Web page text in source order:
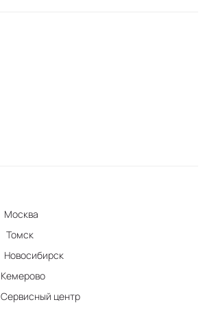
Москва
Томск
Новосибирск
Кемерово
Сервисный центр